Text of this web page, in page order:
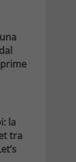
la
tra